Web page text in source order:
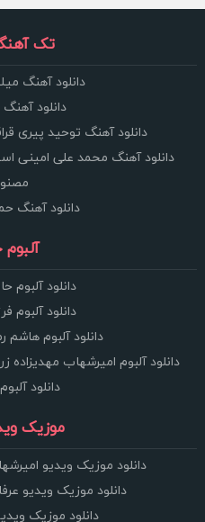
تک
دانلود آهنگ
دانلود
دانلود آهنگ توحید پیری
دانلود آهنگ محمد علی امینی
دانلود آهنگ
دانلود آلبوم
دانلود آلبوم
دانلود آلبوم
دانلود آلبوم امیرشهاب مهدیزاده
دانلود
موزیک
دانلود موزیک ویدیو
دانلود موزیک ویدیو
دانلود موزیک